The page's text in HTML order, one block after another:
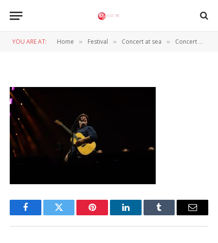
YOU ARE AT: Home » Festival » Concert at sea » Concert At Sea Festival: Laatste Dag Vol Muzikale Hoogtepunten
FacebookTwitter Pinterest LinkedInTumblr Email